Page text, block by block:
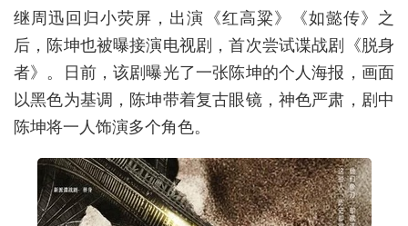
继周迅回归小荧屏，出演《红高粱》《如懿传》之
后，陈坤也被曝接演电视剧，首次尝试谍战剧《脱身
者》。日前，该剧曝光了一张陈坤的个人海报，画面
以黑色为基调，陈坤带着复古眼镜，神色严肃，剧中
陈坤将一人饰演多个角色。